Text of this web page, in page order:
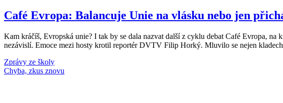
Café Evropa: Balancuje Unie na vlásku nebo jen
Kam kráčíš, Evropská unie? I tak by se dala nazvat další z cyklu debat Café Evropa,
nezávislí. Emoce mezi hosty krotil reportér DVTV Filip Horký. Mluvilo se nejen
Zprávy ze školy
Načti další články